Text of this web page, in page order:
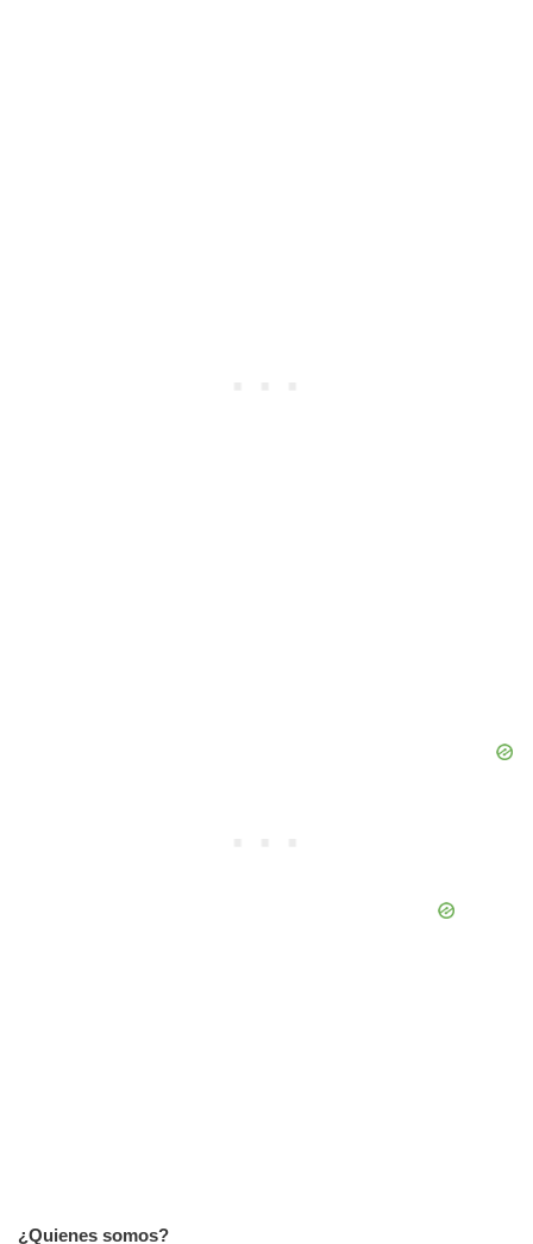
¿Quienes somos?